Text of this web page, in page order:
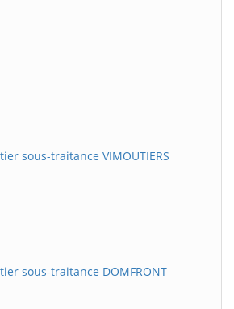
sous-traitance VIMOUTIERS
sous-traitance DOMFRONT